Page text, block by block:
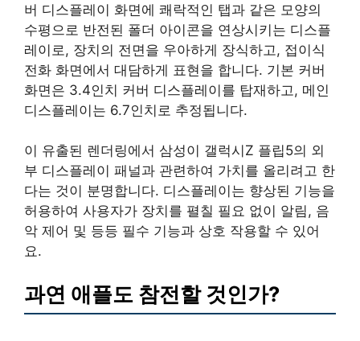
버 디스플레이 화면에 쾌락적인 탭과 같은 모양의
수평으로 반전된 폴더 아이콘을 연상시키는 디스플
레이로, 장치의 전면을 우아하게 장식하고, 접이식
전화 화면에서 대담하게 표현을 합니다. 기본 커버
화면은 3.4인치 커버 디스플레이를 탑재하고, 메인
디스플레이는 6.7인치로 추정됩니다.
이 유출된 렌더링에서 삼성이 갤럭시Z 플립5의 외
부 디스플레이 패널과 관련하여 가치를 올리려고 한
다는 것이 분명합니다. 디스플레이는 향상된 기능을
허용하여 사용자가 장치를 펼칠 필요 없이 알림, 음
악 제어 및 등등 필수 기능과 상호 작용할 수 있어
요.
과연 애플도 참전할 것인가?